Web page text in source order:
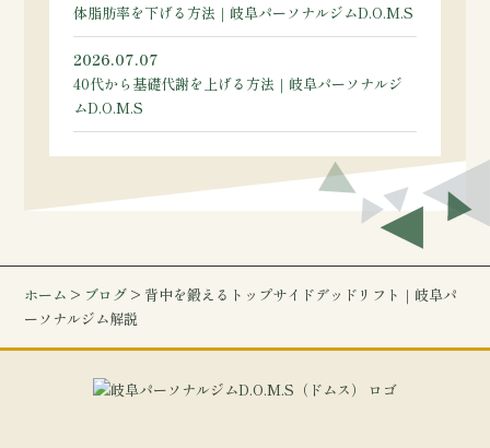
体脂肪率を下げる方法｜岐阜パーソナルジムD.O.M.S
2026.07.07
40代から基礎代謝を上げる方法｜岐阜パーソナルジ
ムD.O.M.S
ホーム > ブログ > 背中を鍛えるトップサイドデッドリフト｜岐阜パ
ーソナルジム解説